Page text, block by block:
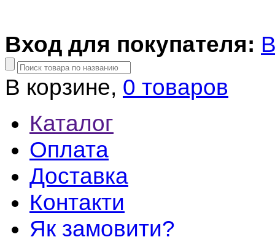
Вход для покупателя:
В корзине, 0 товаров
Каталог
Оплата
Доставка
Контакти
Як замовити?